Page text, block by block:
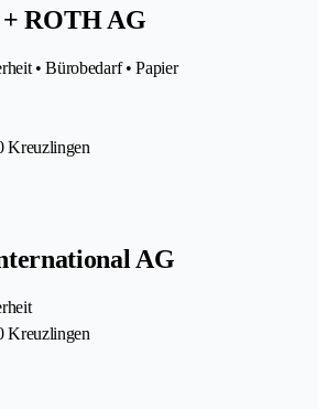
ROTH AG
• Bürobedarf • Papier
Kreuzlingen
AG
Kreuzlingen